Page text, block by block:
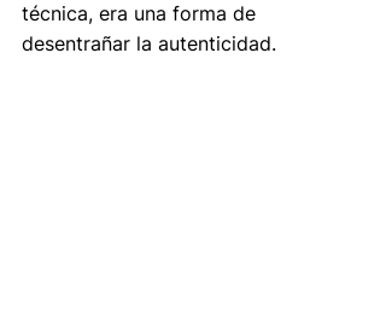
técnica, era una forma de
desentrañar la autenticidad.